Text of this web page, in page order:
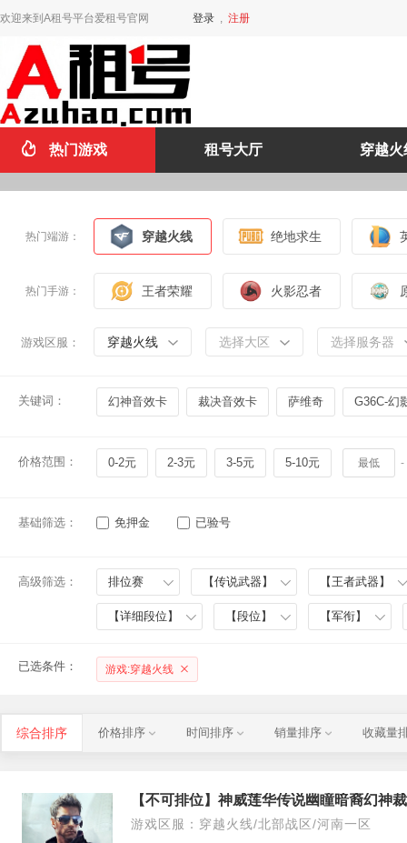
欢迎来到A租号平台爱租号官网 登录 , 注册
热门游戏 租号大厅 穿越火
热门端游： 穿越火线 绝地求生
热门手游： 王者荣耀 火影忍者
游戏区服： 穿越火线 选择大区 选择服务器
关键词： 幻神音效卡 裁决音效卡 萨维奇 G36C-幻
价格范围： 0-2元 2-3元 3-5元 5-10元 -
基础筛选： 免押金 已验号
高级筛选： 排位赛 【传说武器】 【王者武器】
【详细段位】 【段位】 【军衔】
已选条件： 游戏:穿越火线
综合排序 价格排序 时间排序 销量排序 收藏量
游戏区服：穿越火线/北部战区/河南一区